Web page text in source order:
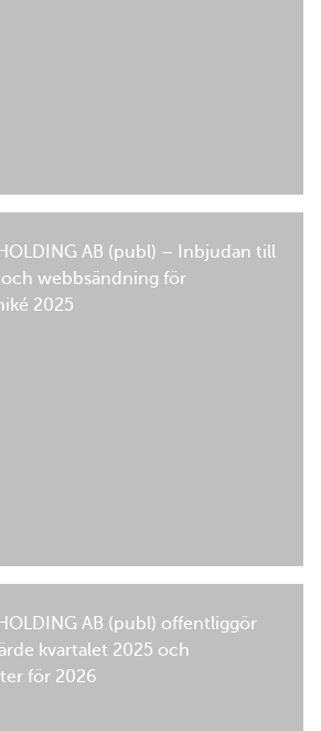
HOLDING AB (publ) – Inbjudan till
webbsändning för
2025
AB (publ) offentliggör
kvartalet 2025 och
för 2026